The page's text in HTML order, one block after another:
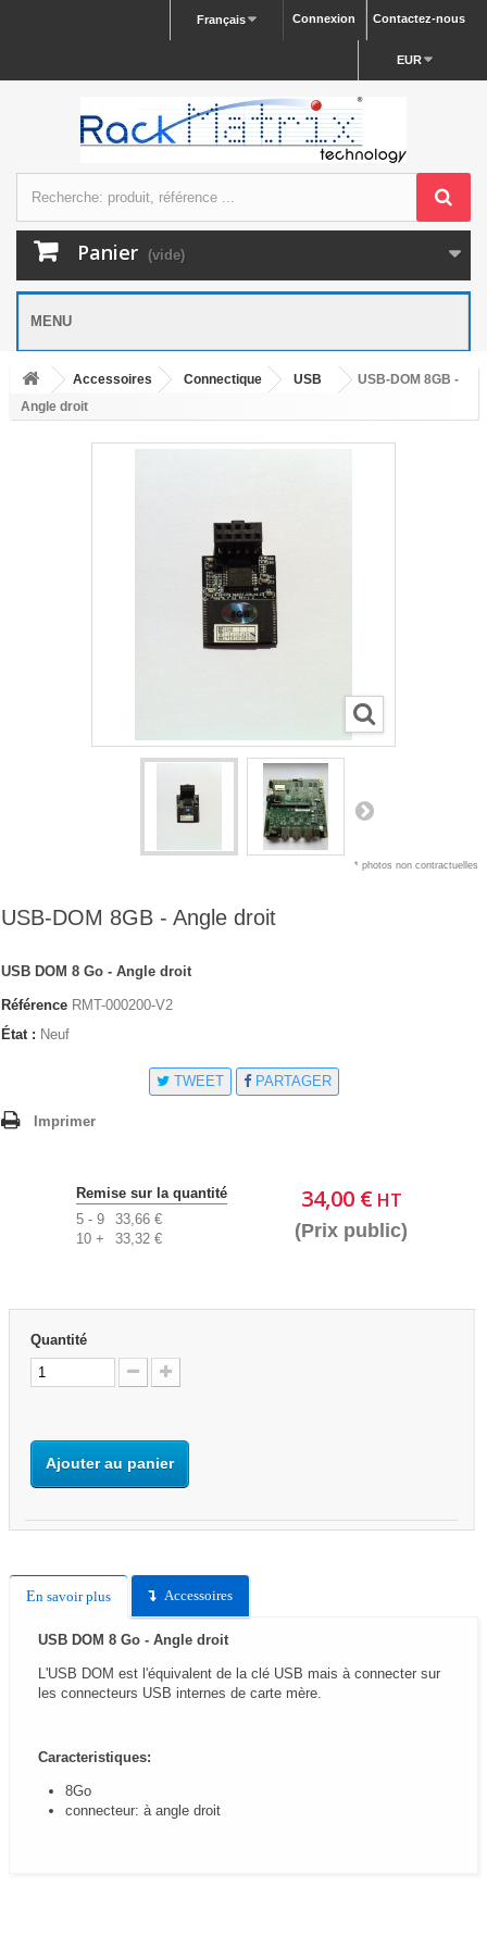
Contactez-nous
Connexion
Français
EUR
Panier (vide)
MENU
Accessoires Connectique USB
USB-DOM 8GB -
Angle droit
* photos non contractuelles
USB-DOM 8GB - Angle droit
USB DOM 8 Go - Angle droit
Référence RMT-000200-V2
État : Neuf
TWEET PARTAGER
Imprimer
34,00 €HT
(Prix public)
Remise sur la quantité
5 - 9
33,66 €
10 +
33,32 €
Quantité
Ajouter au panier
En savoir plus Accessoires
USB DOM 8 Go - Angle droit
L'USB DOM est l'équivalent de la clé USB mais à connecter sur
les connecteurs USB internes de carte mère.
Caracteristiques:
8Go
connecteur: à angle droit